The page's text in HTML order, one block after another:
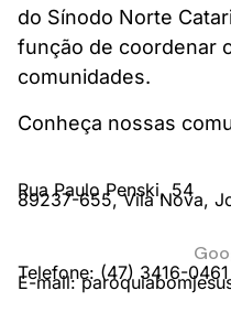
do Sínodo Norte
função de coordenar
comunidades.
Conheça nossas
Rua Paulo Penski, 54
89237-655, Vila Nova,
Telefone: (47) 3416-0461
E-mail: